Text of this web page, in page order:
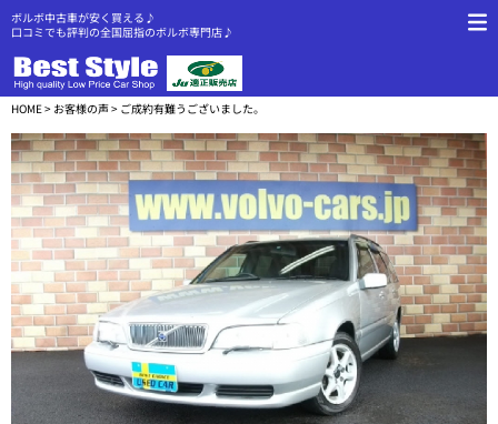
ボルボ中古車が安く買える♪
口コミでも評判の全国屈指のボルボ専門店♪
HOME> お客様の声> ご成約有難うございました。